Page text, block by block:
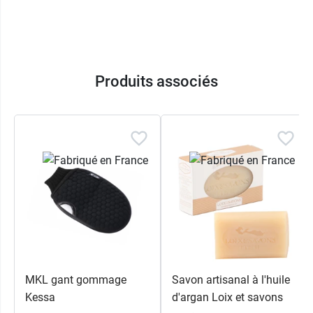
Contenances :
Laino gel douche 3 en 1 hydratant Mistral
vivifiant 200 ml
Laino Lait nutritif fermeté Nutri Argan 400 ml
Laino soin des lèvres stick Argan 4 g
Fleur de douche 30 g offerte
Produits associés
MKL gant gommage
Kessa
Savon artisanal à l'huile
d'argan Loix et savons